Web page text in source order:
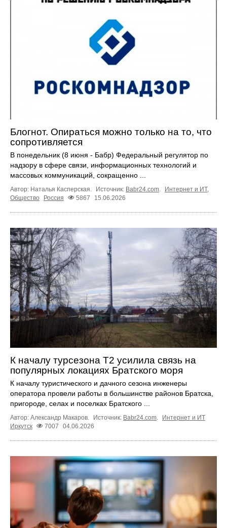
Блогнот. Опираться можно только на то, что
сопротивляется
В понедельник (8 июня - Бабр) Федеральный регулятор по
надзору в сфере связи, информационных технологий и
массовых коммуникаций, сокращенно ...
Автор: Наталья Касперская. Источник: Babr24.com. Интернет и ИТ,
Общество
Россия 5867 15.06.2026
К началу турсезона Т2 усилила связь на
популярных локациях Братского моря
К началу туристического и дачного сезона инженеры
оператора провели работы в большинстве районов Братска,
пригороде, селах и поселках Братского ...
Автор: Александр Макаров. Источник: Babr24.com.
Интернет и ИТ
Иркутск
7007 04.06.2026